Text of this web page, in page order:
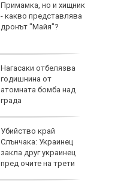
Примамка, но и хищник
- какво представлява
дронът "Майя"?
Нагасаки отбелязва
годишнина от
атомната бомба над
града
Убийство край
Слънчака: Украинец
закла друг украинец
пред очите на трети